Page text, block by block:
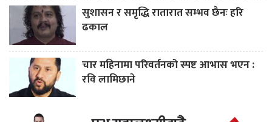
सुशासन र समृद्धि रातारात सम्भव छैनः हरि
ढकाल
चार महिनामा परिवर्तनको स्पष्ट आभास भएन :
रवि लामिछाने